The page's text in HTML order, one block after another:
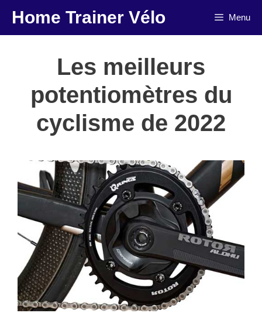
AllerHome Trainer Vélo Menu
Les meilleurs
potentiomètres du
cyclisme de 2022